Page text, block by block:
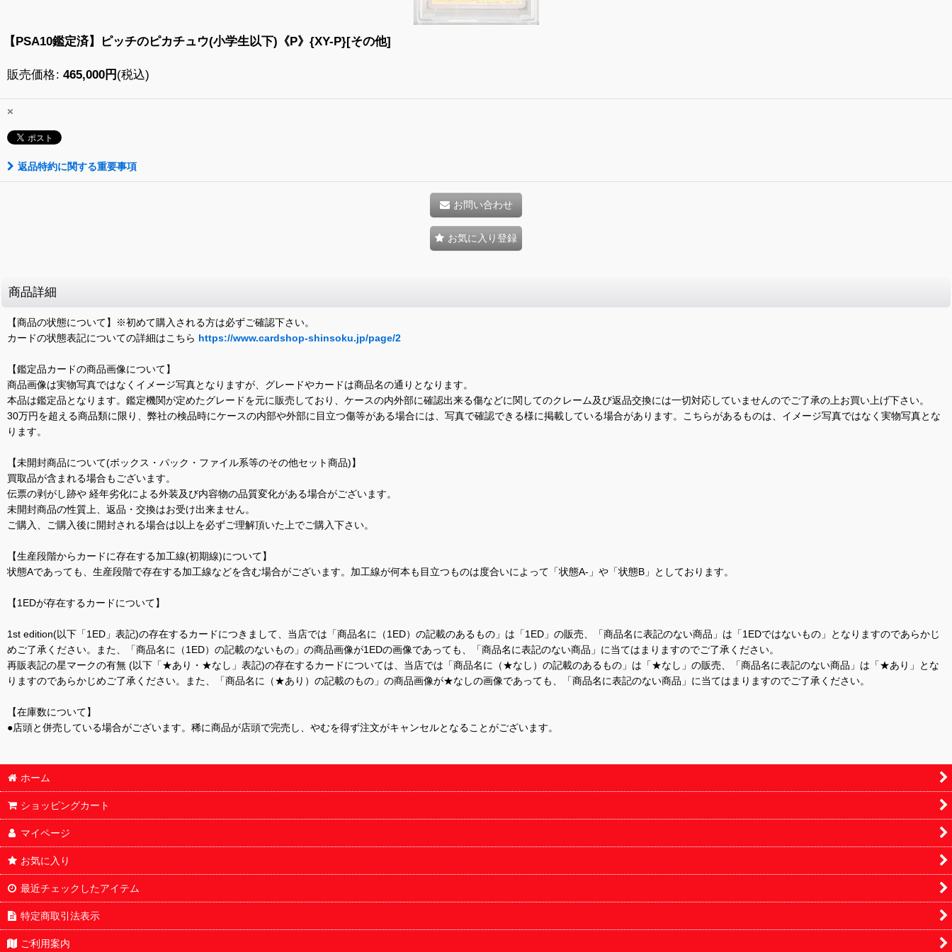
【PSA10鑑定済】ピッチのピカチュウ(小学生以下)《P》{XY-P}[その他]
販売価格: 465,000円 (税込)
×
返品特約に関する重要事項
お問い合わせ
お気に入り登録
商品詳細
【商品の状態について】※初めて購入される方は必ずご確認下さい。
カードの状態表記についての詳細はこちら https://www.cardshop-shinsoku.jp/page/2
【鑑定品カードの商品画像について】
商品画像は実物写真ではなくイメージ写真となりますが、グレードやカードは商品名の通りとなります。
本品は鑑定品となります。鑑定機関が定めたグレードを元に販売しており、ケースの内外部に確認出来る傷などに関してのクレーム及び返品交換には一切対応していませんのでご了承の上お買い上げ下さい。
30万円を超える商品類に限り、弊社の検品時にケースの内部や外部に目立つ傷等がある場合には、写真で確認できる様に掲載している場合があります。こちらがあるものは、イメージ写真ではなく実物写真とな
ります。
【未開封商品について(ボックス・パック・ファイル系等のその他セット商品)】
買取品が含まれる場合もございます。
伝票の剥がし跡や 経年劣化による外装及び内容物の品質変化がある場合がございます。
未開封商品の性質上、返品・交換はお受け出来ません。
ご購入、ご購入後に開封される場合は以上を必ずご理解頂いた上でご購入下さい。
【生産段階からカードに存在する加工線(初期線)について】
状態Aであっても、生産段階で存在する加工線などを含む場合がございます。加工線が何本も目立つものは度合いによって「状態A-」や「状態B」としております。
【1EDが存在するカードについて】
1st edition(以下「1ED」表記)の存在するカードにつきまして、当店では「商品名に（1ED）の記載のあるもの」は「1ED」の販売、「商品名に表記のない商品」は「1EDではないもの」となりますのであらかじ
めご了承ください。また、「商品名に（1ED）の記載のないもの」の商品画像が1EDの画像であっても、「商品名に表記のない商品」に当てはまりますのでご了承ください。
再販表記の星マークの有無 (以下「★あり・★なし」表記)の存在するカードについては、当店では「商品名に（★なし）の記載のあるもの」は「★なし」の販売、「商品名に表記のない商品」は「★あり」とな
りますのであらかじめご了承ください。また、「商品名に（★あり）の記載のもの」の商品画像が★なしの画像であっても、「商品名に表記のない商品」に当てはまりますのでご了承ください。
【在庫数について】
●店頭と併売している場合がございます。稀に商品が店頭で完売し、やむを得ず注文がキャンセルとなることがございます。
ホーム
ショッピングカート
マイページ
お気に入り
最近チェックしたアイテム
特定商取引法表示
ご利用案内